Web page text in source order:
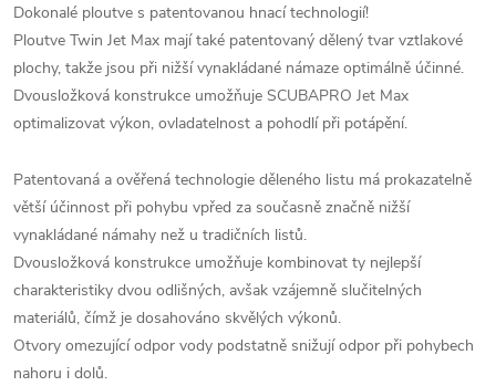
Dokonalé ploutve s patentovanou hnací technologií!
Ploutve Twin Jet Max mají také patentovaný dělený tvar vztlakové
plochy, takže jsou při nižší vynakládané námaze optimálně účinné.
Dvousložková konstrukce umožňuje SCUBAPRO Jet Max
optimalizovat výkon, ovladatelnost a pohodlí při potápění.
Patentovaná a ověřená technologie děleného listu má prokazatelně
větší účinnost při pohybu vpřed za současně značně nižší
vynakládané námahy než u tradičních listů.
Dvousložková konstrukce umožňuje kombinovat ty nejlepší
charakteristiky dvou odlišných, avšak vzájemně slučitelných
materiálů, čímž je dosahováno skvělých výkonů.
Otvory omezující odpor vody podstatně snižují odpor při pohybech
nahoru i dolů.